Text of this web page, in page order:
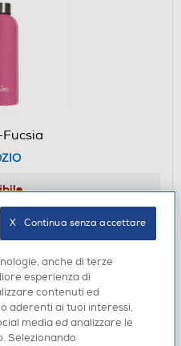
verifica
anche di terze
esperienza di
contenuti ed
aderenti ai tuoi interessi,
media ed analizzare le
Selezionando
X   Continua senza accettare